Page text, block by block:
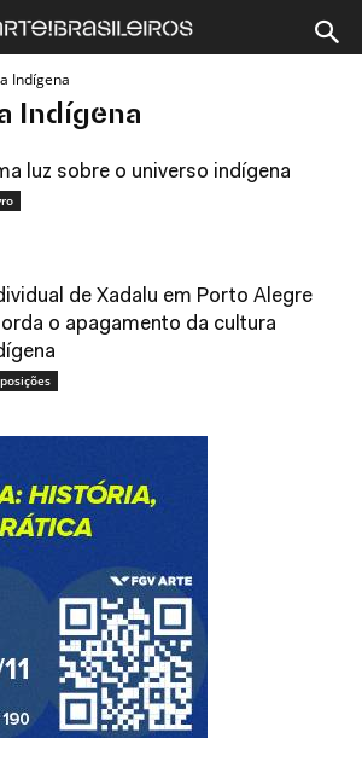
Indígena
Indígena
luz sobre o universo indígena
de Xadalu em Porto Alegre
o apagamento da cultura